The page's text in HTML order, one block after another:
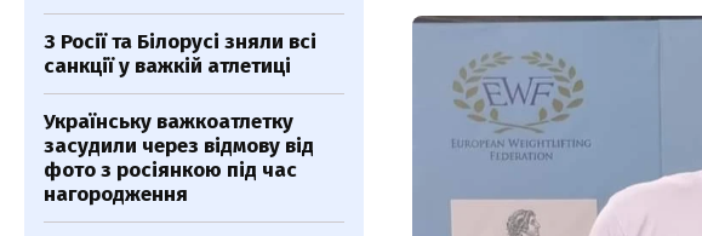
З Росії та Білорусі зняли всі
санкції у важкій атлетиці
Українську важкоатлетку
засудили через відмову від
фото з росіянкою під час
нагородження